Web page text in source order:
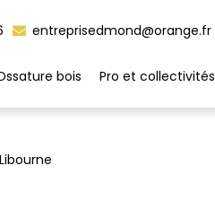
entreprisedmond@orange.fr
bois Pro et collectivités